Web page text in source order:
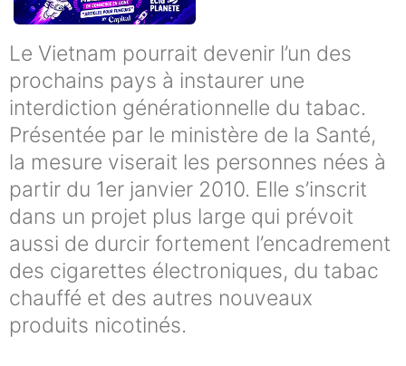
Le Vietnam pourrait devenir l’un des
prochains pays à instaurer une
interdiction générationnelle du tabac.
Présentée par le ministère de la Santé,
la mesure viserait les personnes nées à
partir du 1er janvier 2010. Elle s’inscrit
dans un projet plus large qui prévoit
aussi de durcir fortement l’encadrement
des cigarettes électroniques, du tabac
chauffé et des autres nouveaux
produits nicotinés.